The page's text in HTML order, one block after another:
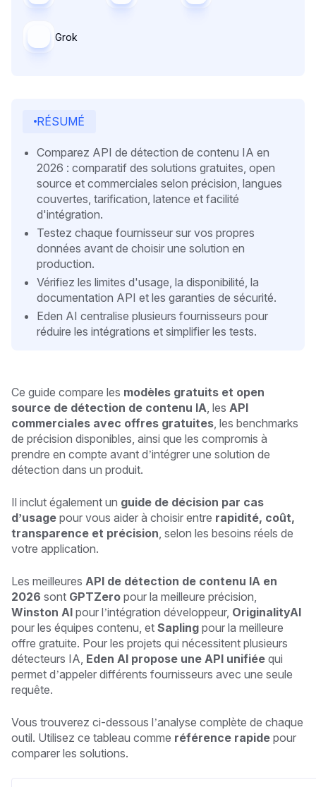
Grok
RÉSUMÉ
Comparez API de détection de contenu IA en
2026 : comparatif des solutions gratuites, open
source et commerciales selon précision, langues
couvertes, tarification, latence et facilité
d'intégration.
Testez chaque fournisseur sur vos propres
données avant de choisir une solution en
production.
Vérifiez les limites d'usage, la disponibilité, la
documentation API et les garanties de sécurité.
Eden AI centralise plusieurs fournisseurs pour
réduire les intégrations et simplifier les tests.
Ce guide compare les modèles gratuits et open
source de détection de contenu IA , les API
commerciales avec offres gratuites , les benchmarks
de précision disponibles, ainsi que les compromis à
prendre en compte avant d’intégrer une solution de
détection dans un produit.
Il inclut également un guide de décision par cas
d’usage pour vous aider à choisir entre rapidité, coût,
transparence et précision , selon les besoins réels de
votre application.
Les meilleures API de détection de contenu IA en
2026 sont GPTZero pour la meilleure précision,
Winston AI pour l’intégration développeur, OriginalityAI
pour les équipes contenu, et Sapling pour la meilleure
offre gratuite. Pour les projets qui nécessitent plusieurs
détecteurs IA, Eden AI propose une API unifiée qui
permet d’appeler différents fournisseurs avec une seule
requête.
Vous trouverez ci-dessous l’analyse complète de chaque
outil. Utilisez ce tableau comme référence rapide pour
comparer les solutions.